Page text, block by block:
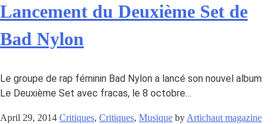
Lancement du Deuxième Set de
Bad Nylon
Le groupe de rap féminin Bad Nylon a lancé son nouvel album
Le Deuxième Set avec fracas, le 8 octobre…
April 29, 2014 Critiques, Critiques, Musique by Artichaut magazine